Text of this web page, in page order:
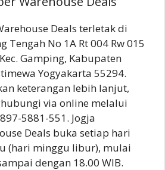
Deals terletak di
Tengah No 1A Rt 004 Rw 015
Gamping, Kabupaten
Yogyakarta 55294.
keterangan lebih lanjut,
via online melalui
5881-551. Jogja
Deals buka setiap hari
(hari minggu libur), mulai
dengan 18.00 WIB.